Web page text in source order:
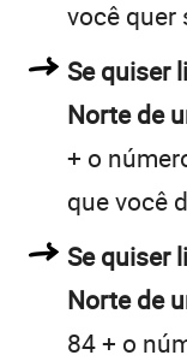
você quer
Se quiser
Norte de
+ o
que você
Se quiser
Norte de
84 + o